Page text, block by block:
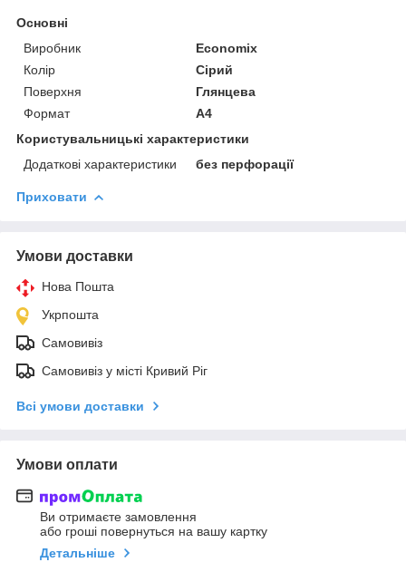
Основні
Виробник
Economix
Колір
Сірий
Поверхня
Глянцева
Формат
A4
Користувальницькі характеристики
Додаткові характеристики
без перфорації
Приховати
Умови доставки
Нова Пошта
Укрпошта
Самовивіз
Самовивіз у місті Кривий Ріг
Всі умови доставки
Умови оплати
Ви отримаєте замовлення
або гроші повернуться на вашу картку
Детальніше